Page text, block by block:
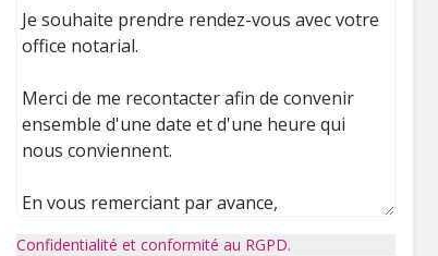
Confidentialité et conformité au RGPD.